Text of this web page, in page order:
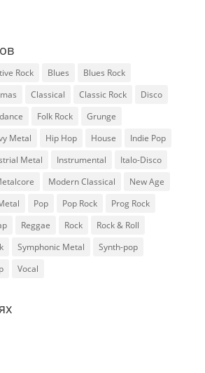
Rock Blues
Blues Rock
Classical Classic Rock
Disco
Folk Rock
Grunge
Metal Hip Hop House
Indie Pop
Metal Instrumental
Italo-Disco
Modern Classical
New Age
Pop Pop Rock
Prog Rock
Reggae Rock
Rock & Roll
Symphonic Metal
Synth-pop
Vocal